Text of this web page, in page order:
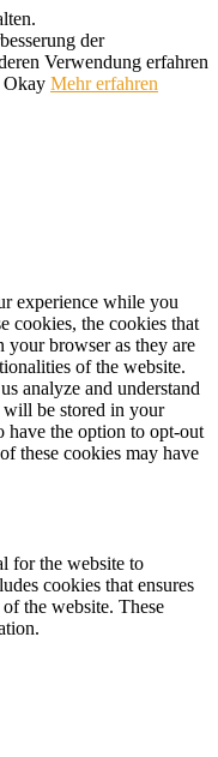
der
Verwendung erfahren
Okay Mehr erfahren
experience while you
cookies, the cookies that
your browser as they are
of the website.
analyze and understand
will be stored in your
have the option to opt-out
these cookies may have
for the website to
cookies that ensures
the website. These